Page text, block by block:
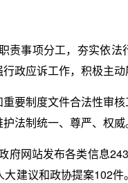
责事项分工，夯实依
政应诉工作，积极主动
要制度文件合法性审
法制统一、尊严、权威
府网站发布各类信息
建议和政协提案102